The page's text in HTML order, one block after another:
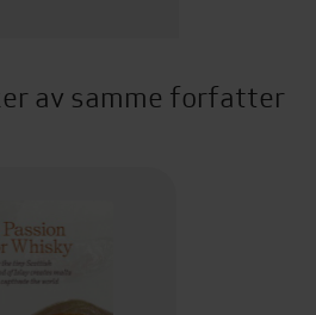
av samme forfatter